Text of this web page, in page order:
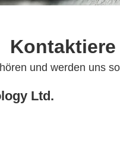
und werden uns
Ltd.